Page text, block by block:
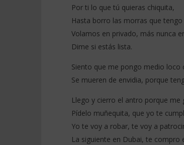
NOW VIEWING
Xavi ft Manuel Turizo – En Privado
(Letra/Lyrics)
novembre
2025
Stone
Por ti lo que tú quieras chiquita,
Hasta borro las morras que
Volamos en privado, más nunca
Dime si estás lista.
Siento que me pongo medio loco
Se mueren de envidia, porque
Llego y cierro el antro porque me
Pídelo muñequita, que yo te
Yo te voy a robar, te voy a
La siguiente en Dubai, te compro